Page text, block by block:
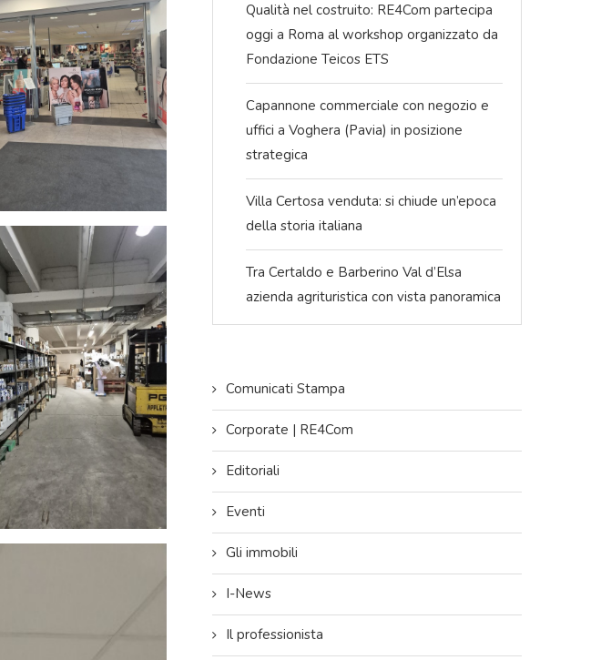
Qualità nel costruito: RE4Com partecipa
oggi a Roma al workshop organizzato da
Fondazione Teicos ETS
Capannone commerciale con negozio e
uffici a Voghera (Pavia) in posizione
strategica
Villa Certosa venduta: si chiude un’epoca
della storia italiana
Tra Certaldo e Barberino Val d’Elsa
azienda agrituristica con vista panoramica
Comunicati Stampa
Corporate | RE4Com
Editoriali
Eventi
Gli immobili
I-News
Il professionista